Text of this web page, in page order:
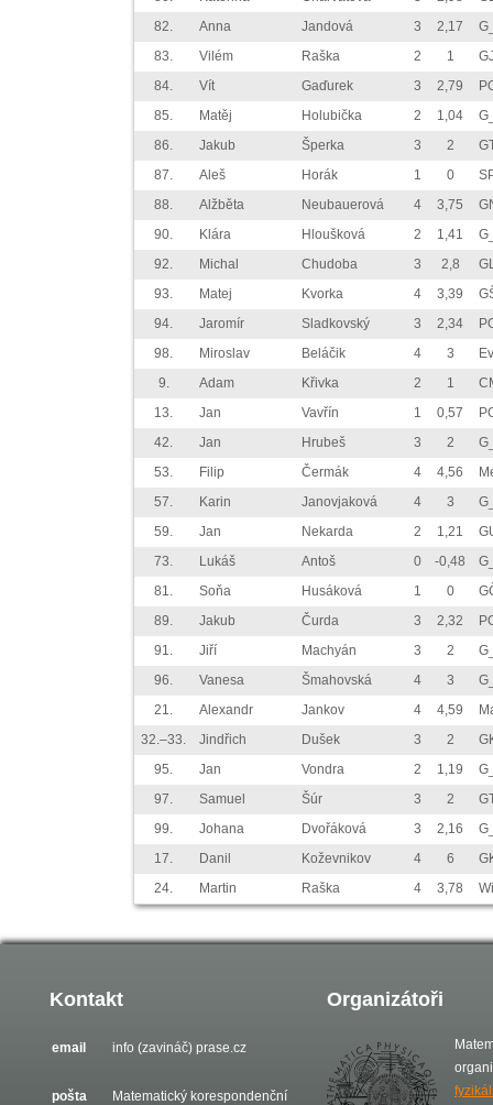
82.
Anna Jandová 3 2,17
83.
Vilém Raška 2 1
84.
Vít Gaďurek 3 2,79
85.
Matěj Holubička 2 1,04
86.
Jakub Šperka 3 2
87.
Aleš Horák 1 0
88.
Alžběta Neubauerová 4 3,75
90.
Klára Hloušková 2 1,41
92.
Michal Chudoba 3 2,8
93.
Matej Kvorka 4 3,39
94.
Jaromír Sladkovský 3 2,34
98.
Miroslav Beláčik 4 3
9.
Adam Křivka 2 1
13.
Jan Vavřín 1 0,57
42.
Jan Hrubeš 3 2
53.
Filip Čermák 4 4,56
57.
Karin Janovjaková 4 3
59.
Jan Nekarda 2 1,21
73.
Lukáš Antoš 0 -0,48
81.
Soňa Husáková 1 0
89.
Jakub Čurda 3 2,32
91.
Jiří Machyán 3 2
96.
Vanesa Šmahovská 4 3
21.
Alexandr Jankov 4 4,59
32.–33.
Jindřich Dušek 3 2
95.
Jan Vondra 2 1,19
97.
Samuel Šúr 3 2
99.
Johana Dvořáková 3 2,16
17.
Danil Koževnikov 4 6
24.
Martin Raška 4 3,78
Kontakt
email info (zavináč) prase.cz
pošta
Matematický korespondenční
Organizátoři